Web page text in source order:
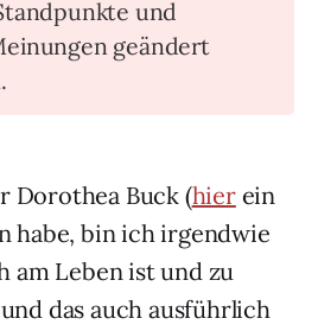
und
geändert
Dorothea Buck (hierein
habe, bin ich irgendwie
am Leben ist und zu
das auch ausführlich